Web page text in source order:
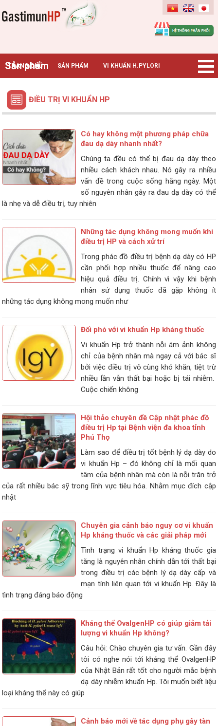
Gastimunhp
Sản phẩm
TRANG CHỦ SẢN PHẨM VI KHUẨN H.PYLORI
BỆNH DẠ DÀY
CHUYÊN GIA TƯ VẤN
ĐIỀU TRỊ VI KHUẨN HP
Có hay không một phương pháp chữa
đau dạ dày nhanh nhất?
Chúng ta đều có thể bị đau dạ dày theo
nhiều cách khách nhau. Nó gây ra nhiều
vấn đề trong cuộc sống hằng ngày. Một
số nguyên nhân gây ra đau dạ dày có thể
là nhẹ và dễ điều trị, tuy nhiên
Những tác dụng không mong muốn khi
điều trị HP và cách xử trí
Trong phác đồ điều trị bệnh dạ dày có HP
cần phối hợp nhiều thuốc để nâng cao
hiệu quả điều trị. Chính vì vậy khi bệnh
nhân sử dụng thuốc đã gặp không ít
những tác dụng không mong muốn như
Đối phó với vi khuẩn Hp kháng thuốc
Vi khuẩn Hp trở thành nỗi ám ảnh không
chỉ của bệnh nhân mà ngay cả với bác sĩ
bởi việc điều trị vô cùng khó khăn, tiệt trừ
nhiều lần vẫn thất bại hoặc bị tái nhiễm.
Cuộc chiến không
Hội thảo chuyên đề Cập nhật phác đồ
điều trị Hp tại Bệnh viện đa khoa tỉnh
Phú Thọ
Làm sao để điều trị tốt bệnh lý dạ dày do
vi khuẩn Hp – đó không chỉ là mối quan
tâm của bệnh nhân mà còn là nỗi trăn trở
của rất nhiều bác sỹ trong lĩnh vực tiêu hóa. Nhằm mục đích cập
nhật
Chuyên gia cảnh báo nguy cơ vi khuẩn
Hp kháng thuốc và các giải pháp mới
Tình trạng vi khuẩn Hp kháng thuốc gia
tăng là nguyên nhân chính dẫn tới thất bại
trong điều trị các bệnh lý dạ dày cấp và
mạn tính liên quan tới vi khuẩn Hp. Đây là
tình trạng đáng báo động
Kháng thể OvalgenHP có giúp giảm tải
lượng vi khuẩn Hp không?
Câu hỏi: Chào chuyên gia tư vấn. Gần đây
tôi có nghe nói tới kháng thể OvalgenHP
của Nhật Bản rất tốt cho người mắc bệnh
dạ dày nhiễm khuẩn Hp. Tôi muốn biết liệu
loại kháng thể này có giúp
Cảnh báo mới về tác dụng phụ gây tàn